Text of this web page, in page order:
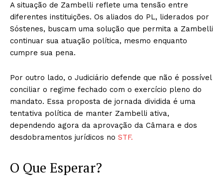
A situação de Zambelli reflete uma tensão entre
diferentes instituições. Os aliados do PL, liderados por
Sóstenes, buscam uma solução que permita a Zambelli
continuar sua atuação política, mesmo enquanto
cumpre sua pena.
Por outro lado, o Judiciário defende que não é possível
conciliar o regime fechado com o exercício pleno do
mandato. Essa proposta de jornada dividida é uma
tentativa política de manter Zambelli ativa,
dependendo agora da aprovação da Câmara e dos
desdobramentos jurídicos no STF.
O Que Esperar?